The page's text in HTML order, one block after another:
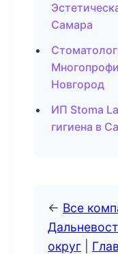
Самара
Новгород
ИП Stoma
гигиена в
← Все
округ